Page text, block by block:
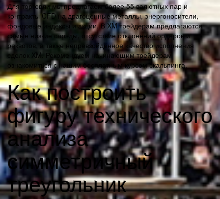
Для торговли мы предлагаем более 55 валютных пар и
контракты CFD на драгоценные металлы, энергоносители,
фондовые индексы и акции. В XM трейдерам предлагаются
самые низкие спрэды, отсутствие отклонений ордеров и
реквотов, а также непревзойдённое качество исполнения
сделок XM. Рекомендуем начинающим трейдерам
ознакомиться с нашим бесплатным курсом скальпинга.
Как построить
фигуру технического
анализа
симметричный
треугольник